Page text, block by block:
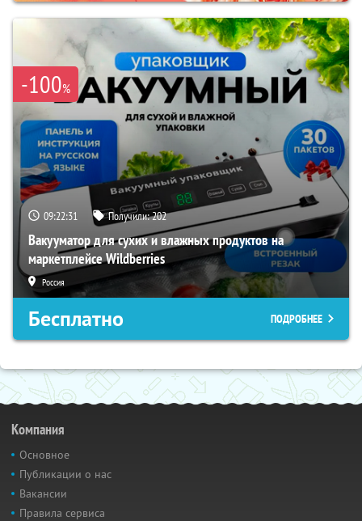
-100%
09:22:30 Получили:202
Вакууматор для сухих и влажных продуктов на
маркетплейсе Wildberries
Россия
Бесплатно ПОДРОБНЕЕ
Компания
Основное
Публикации о нас
Вакансии
Правила сервиса